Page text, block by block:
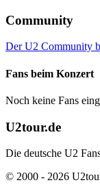
Community
Der U2 Community
Fans beim Konzert
Noch keine Fans
U2tour.de
Die deutsche U2
© 2000 - 2026